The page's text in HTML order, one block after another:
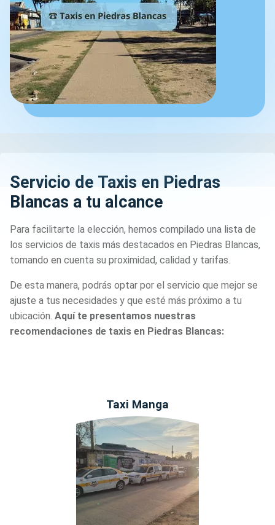
Servicio de Taxis en Piedras
Blancas a tu alcance
Para facilitarte la elección, hemos compilado una lista de
los servicios de taxis más destacados en Piedras Blancas,
tomando en cuenta su proximidad, calidad y tarifas.
De esta manera, podrás optar por el servicio que mejor se
ajuste a tus necesidades y que esté más próximo a tu
ubicación. Aquí te presentamos nuestras
recomendaciones de taxis en Piedras Blancas:
Taxi Manga